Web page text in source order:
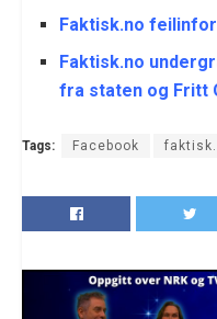
Faktisk.no
Faktisk.no
fra staten og Fritt
Tags: Facebook